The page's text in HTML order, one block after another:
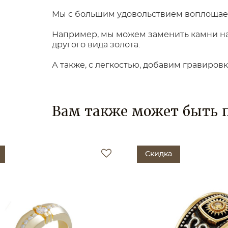
Мы с большим удовольствием
Например, мы можем заменить камни на
другого вида золота.
А также, с легкостью, добавим
Вам также может быть
Скидка